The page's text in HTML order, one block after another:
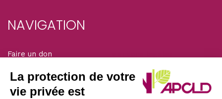
NAVIGATION
Faire un don
Solidarité magazine
La protection de votre
vie privée est